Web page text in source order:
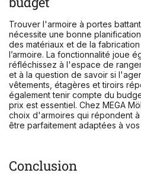
Trouver l'armoire à portes
nécessite une bonne
des matériaux et de la
l’armoire. La fonctionnalité joue
réfléchissez à l'espace de
et à la question de savoir si
vêtements, étagères et tiroirs
également tenir compte du
prix est essentiel. Chez MEGA
choix d'armoires qui répondent
être parfaitement adaptées à vos
Conclusion